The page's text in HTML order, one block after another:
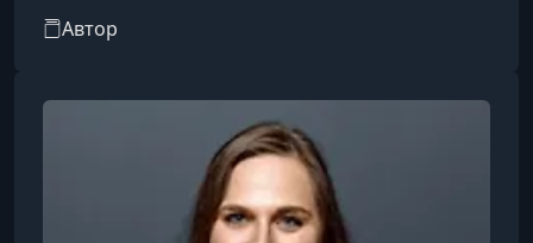
продажи услуг.
Автор